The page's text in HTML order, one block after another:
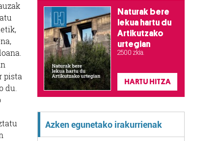
pista
du.
Naturak bere
lekua hartu du
Artikutzako
urtegian
2.500 zkia.
HARTU HITZA
Azken egunetako irakurrienak